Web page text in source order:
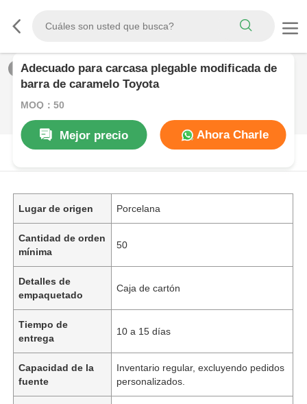
/0
Adecuado para carcasa plegable modificada de
barra de caramelo Toyota
MOQ：50
Mejor precio
Ahora Charle
DESCRIPCIóN DE PRODUCTO
Lugar de origen Porcelana
Cantidad de orden
mínima
50
Detalles de
empaquetado
Caja de cartón
Tiempo de
entrega
10 a 15 días
Capacidad de la
fuente
Inventario regular, excluyendo pedidos
personalizados.